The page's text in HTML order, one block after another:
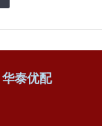
华泰优配